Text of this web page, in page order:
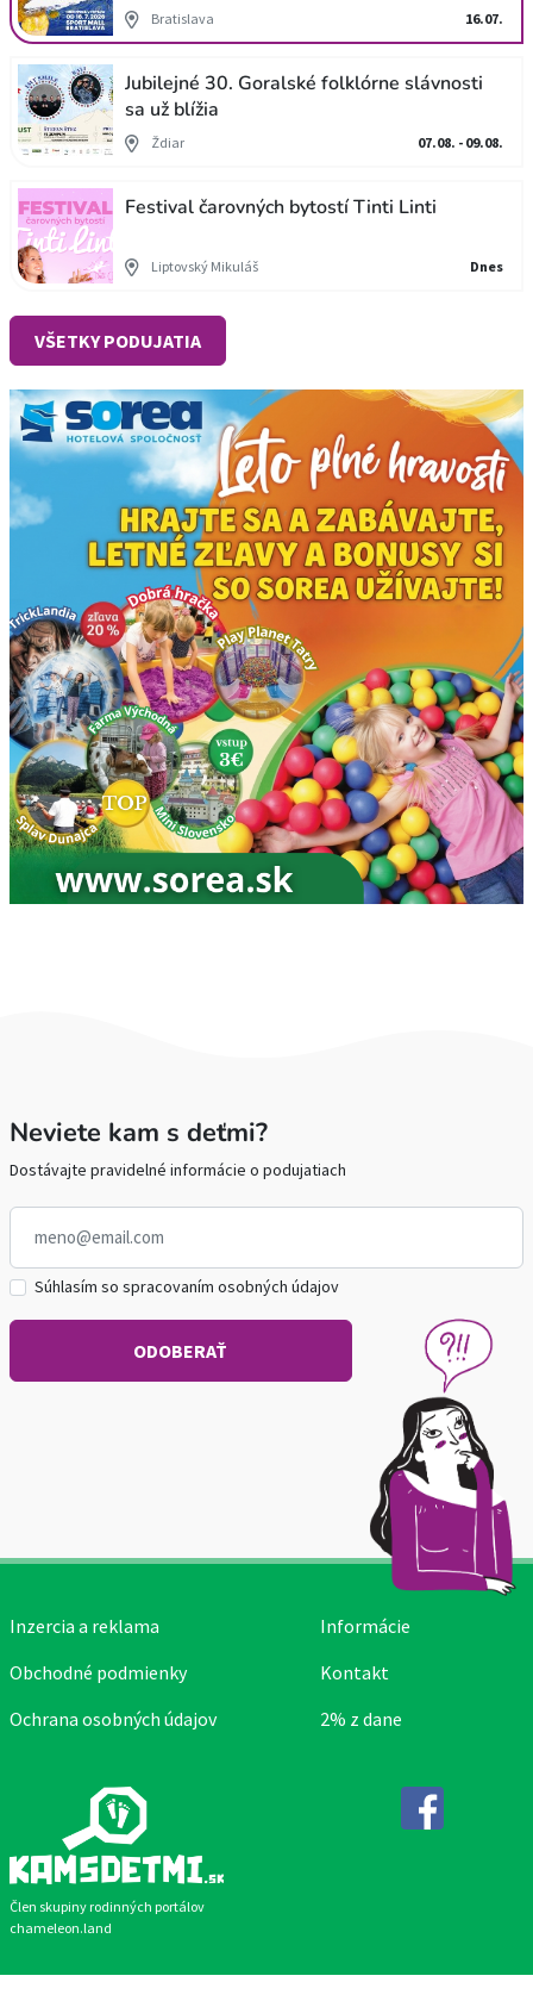
Bratislava 16.07.
Jubilejné 30. Goralské folklórne slávnosti
sa už blížia
Ždiar 07.08. - 09.08.
Festival čarovných bytostí Tinti Linti
Liptovský Mikuláš Dnes
VŠETKY PODUJATIA
Neviete kam s deťmi?
Dostávajte pravidelné informácie o podujatiach
Súhlasím so spracovaním osobných údajov
Člen skupiny rodinných portálov
chameleon.land
Inzercia a reklama
Obchodné podmienky
Ochrana osobných údajov
Informácie
Kontakt
2% z dane